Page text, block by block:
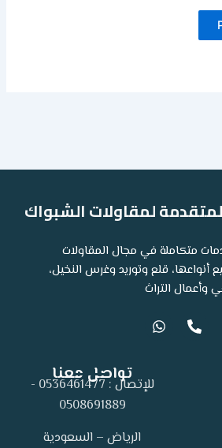
لمقاولات الشبواك
متكاملة في مجال المقاولات
قلع وتوريد وغرس النخيل،
وأعمال التراث
P
h
W
h
a
تواصل معنا
للإتصال : 0536461477 -
0508691889
الرياض – السعودية